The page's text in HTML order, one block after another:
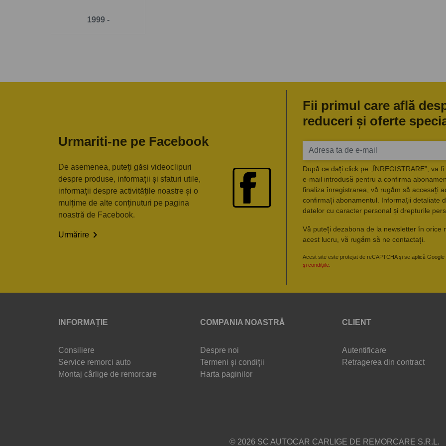
1999 -
Urmariti-ne pe Facebook
De asemenea, puteți găsi videoclipuri
despre produse, informații și sfaturi utile,
informații despre activitățile noastre și o
mulțime de alte conținuturi pe pagina
noastră de Facebook.
Urmărire 
Fii primul care află
reduceri și oferte
După ce dați click pe „ÎNREGISTRARE”, va
e-mail introdusă pentru a confirma
finaliza înregistrarea, vă rugăm să accesați
confirmați abonamentul. Informații detaliate
datelor cu caracter personal și drepturile
Vă puteți dezabona de la newsletter în orice
acest lucru, vă rugăm să ne contactați.
Acest site este protejat de reCAPTCHA și se aplică Google
și condițiile
INFORMAȚIE
Consiliere
Service remorci auto
Montaj cârlige de remorcare
COMPANIA NOASTRĂ
Despre noi
Termeni și condiții
Harta paginilor
CLIENT
Autentificare
Retragerea din contract
© 2026 SC AUTOCAR CARLIGE DE REMORCARE S.R.L.